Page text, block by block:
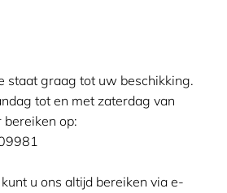
staat graag tot uw beschikking.
tot en met zaterdag van
op:
u ons altijd bereiken via e-